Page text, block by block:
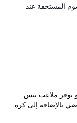
المستحقة عند
و يوفر ملاعب تنس
بالإضافة إلى كرة